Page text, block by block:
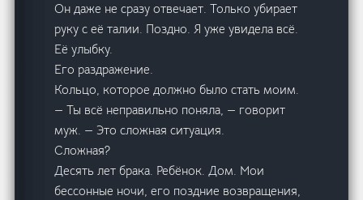
Он даже не сразу отвечает. Только убирает
руку с её талии. Поздно. Я уже увидела всё.
Её улыбку.
Его раздражение.
Кольцо, которое должно было стать моим.
— Ты всё неправильно поняла, — говорит
муж. — Это сложная ситуация.
Сложная?
Десять лет брака. Ребёнок. Дом. Мои
бессонные ночи, его поздние возвращения,